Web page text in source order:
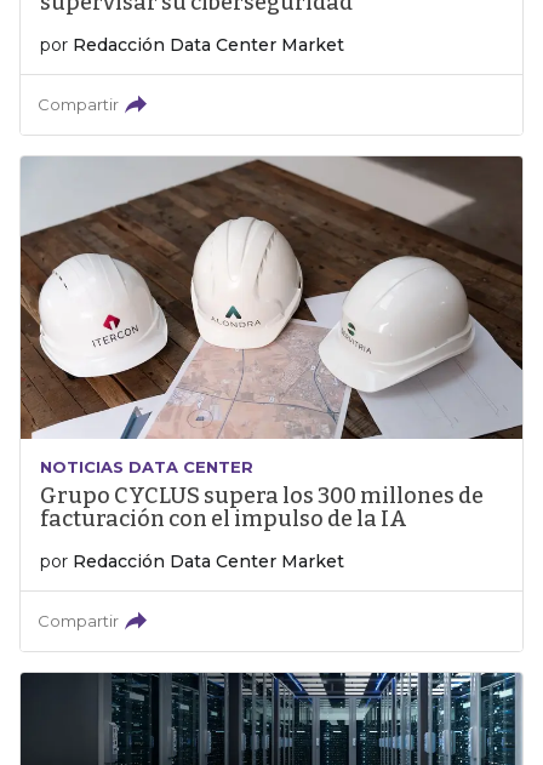
por Redacción Data Center Market
Compartir
NOTICIAS DATA CENTER
Grupo CYCLUS supera los 300 millones de
facturación con el impulso de la IA
por Redacción Data Center Market
Compartir